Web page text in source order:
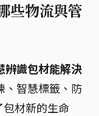
些物流與管
辨識包材能解決
、智慧標籤、防
材新的生命